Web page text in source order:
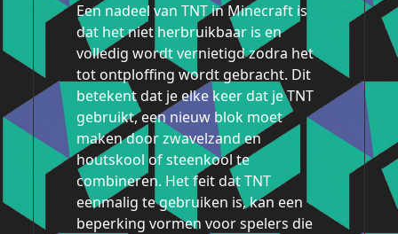
Een nadeel van TNT in Minecraft is
dat het niet herbruikbaar is en
volledig wordt vernietigd zodra het
tot ontploffing wordt gebracht. Dit
betekent dat je elke keer dat je TNT
gebruikt, een nieuw blok moet
maken door zwavelzand en
houtskool of steenkool te
combineren. Het feit dat TNT
eenmalig te gebruiken is, kan een
beperking vormen voor spelers die